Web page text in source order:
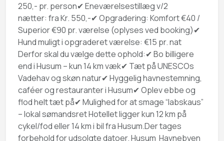
250,- pr. person✔ Eneværelsestillæg v/2
nætter: fra Kr. 550,-✔ Opgradering: Komfort €40 /
Superior €90 pr. værelse (oplyses ved booking)✔
Hund muligt i opgraderet værelse: €15 pr. nat
Derfor skal du vælge dette ophold:✔ Bo billigere
end i Husum – kun 14 km væk✔ Tæt på UNESCOs
Vadehav og skøn natur✔ Hyggelig havnestemning,
caféer og restauranter i Husum✔ Oplev ebbe og
flod helt tæt på✔ Mulighed for at smage “labskaus”
– lokal sømandsret Hotellet ligger kun 12 km på
cykel/fod eller 14 km i bil fra Husum.Der tages
forbehold for udsolgte datoer. Husum Havnebyen